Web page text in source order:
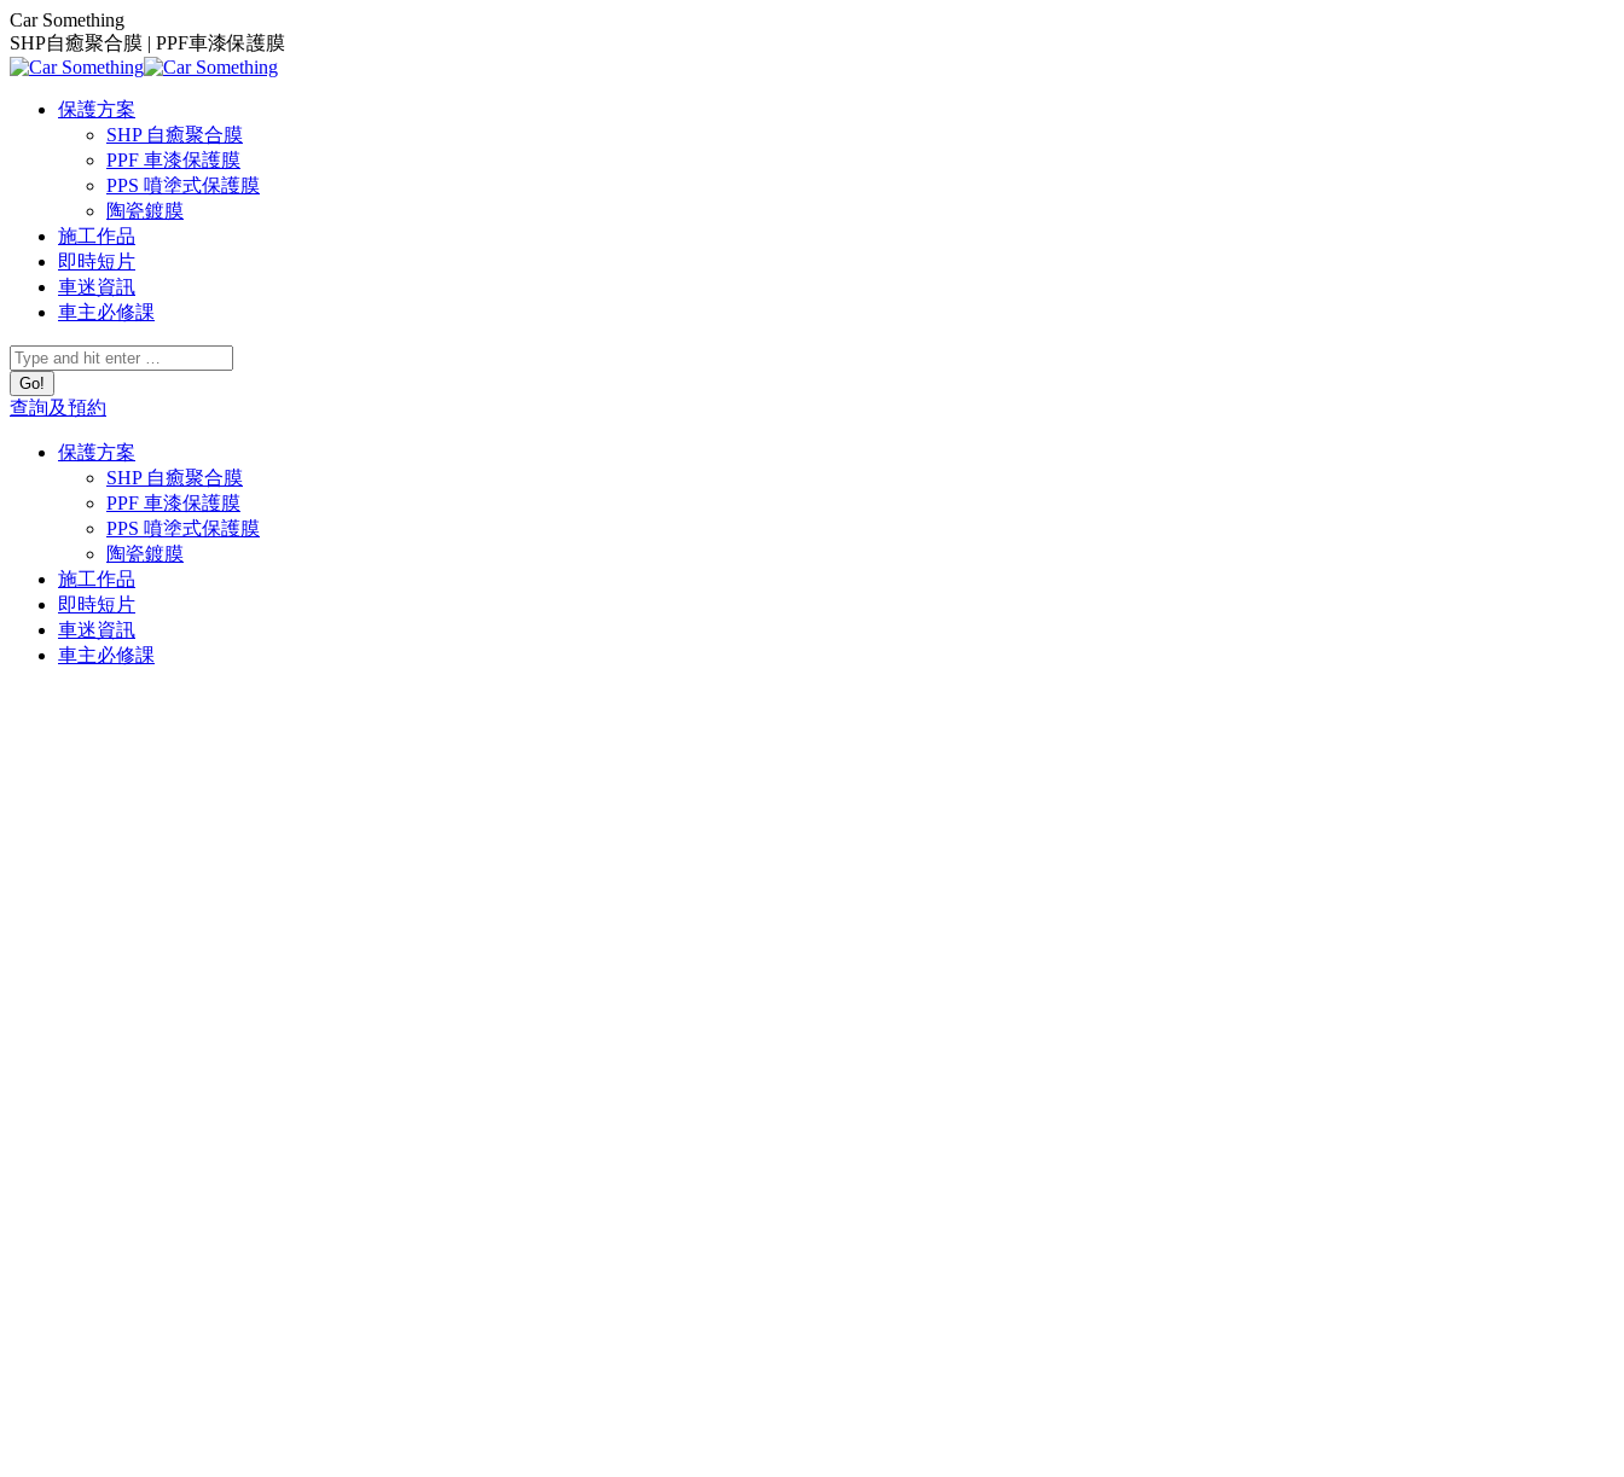
Skip
to
content
Car Something
SHP自癒聚合膜 | PPF車漆保護膜
保護方案
SHP 自癒聚合膜
PPF 車漆保護膜
PPS 噴塗式保護膜
陶瓷鍍膜
施工作品
即時短片
車迷資訊
車主必修課
Search:
查詢及預約
保護方案
SHP 自癒聚合膜
PPF 車漆保護膜
PPS 噴塗式保護膜
陶瓷鍍膜
施工作品
即時短片
車迷資訊
車主必修課